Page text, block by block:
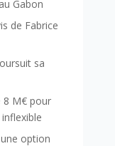
Gabon
de Fabrice
sa
8 M€ pour
option